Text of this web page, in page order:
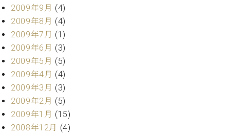
せ
尾山調律師のブ
ログ Die
Musikgasse（音
楽の小道）
2009年9月 (4)
2009年8月 (4)
2009年7月 (1)
2009年6月 (3)
2009年5月 (5)
2009年4月 (4)
2009年3月 (3)
2009年2月 (5)
2009年1月 (15)
2008年12月 (4)